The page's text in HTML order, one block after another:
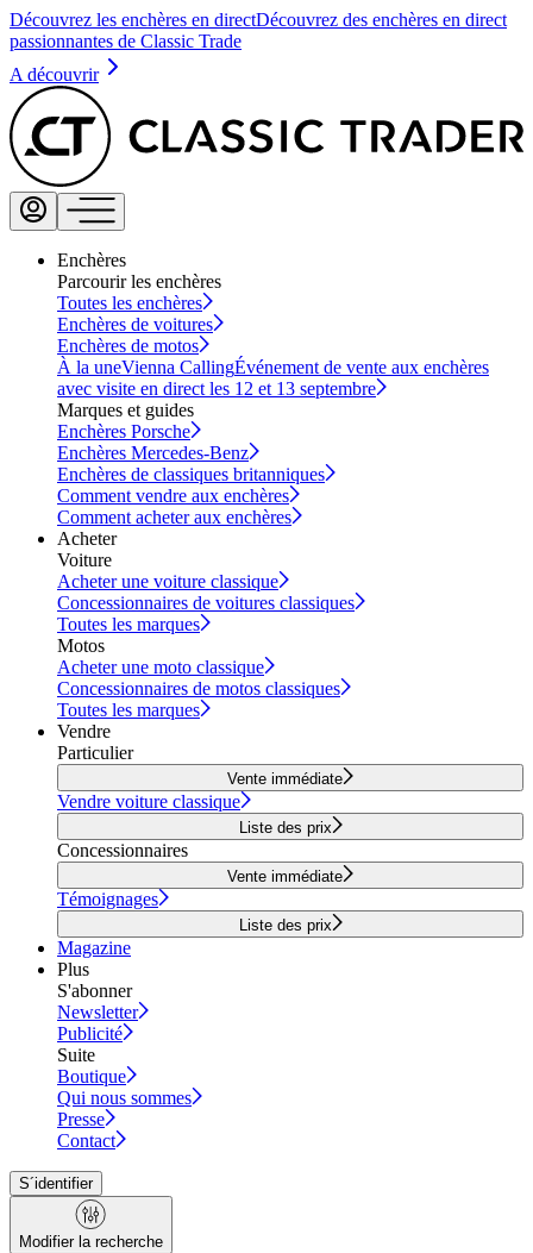
Découvrez les enchères en directDécouvrez des enchères en direct
passionnantes de Classic Trade
A découvrir
Enchères
Parcourir les enchères
Toutes les enchères
Enchères de voitures
Enchères de motos
À la uneVienna CallingÉvénement de vente aux enchères
avec visite en direct les 12 et 13 septembre
Marques et guides
Enchères Porsche
Enchères Mercedes-Benz
Enchères de classiques britanniques
Comment vendre aux enchères
Comment acheter aux enchères
Acheter
Voiture
Acheter une voiture classique
Concessionnaires de voitures classiques
Toutes les marques
Motos
Acheter une moto classique
Concessionnaires de motos classiques
Toutes les marques
Vendre
Particulier
Vente immédiate
Vendre voiture classique
Liste des prix
Concessionnaires
Vente immédiate
Témoignages
Liste des prix
Magazine
Plus
S'abonner
Newsletter
Publicité
Suite
Boutique
Qui nous sommes
Presse
Contact
S´identifier
Modifier la recherche